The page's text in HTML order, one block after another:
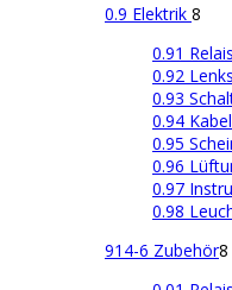
0.9 Elektrik 8
0.91
0.92
0.93
0.94
0.95
0.96
0.97
0.98
914-6 Zubehör8